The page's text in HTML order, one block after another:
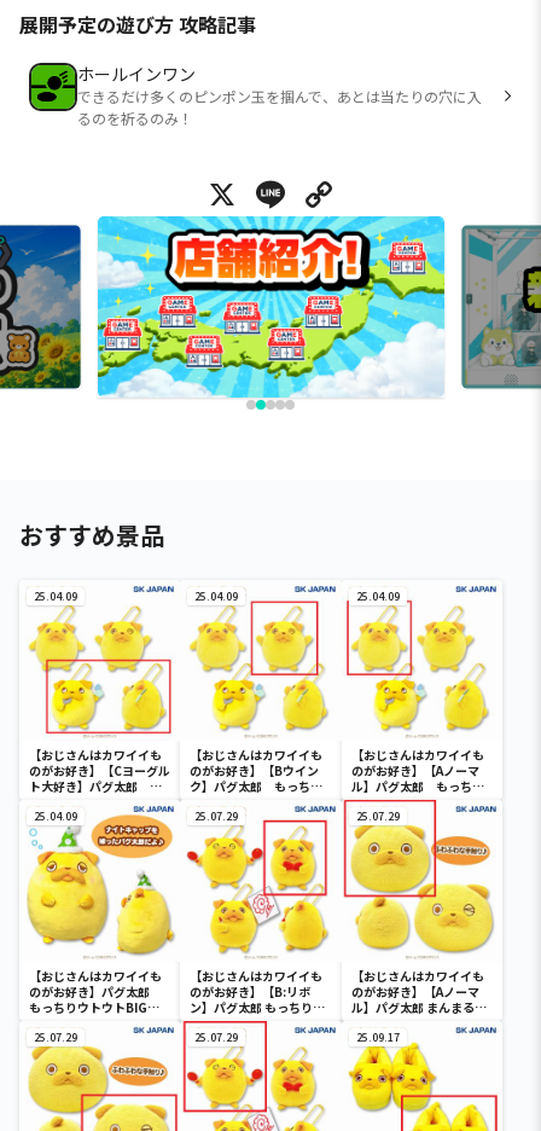
展開予定の遊び方 攻略記事
ホールインワン
できるだけ多くのピンポン玉を掴んで、あとは当たりの穴に入
るのを祈るのみ！
X Line
おすすめ景品
25.04.09
【おじさんはカワイイも
のがお好き】【Cヨーグル
ト大好き】パグ太郎 も
っちりMC
25.04.09
【おじさんはカワイイも
のがお好き】【Bウイン
ク】パグ太郎 もっちり
MC
25.04.09
【おじさんはカワイイも
のがお好き】【Aノーマ
ル】パグ太郎 もっちり
MC
25.04.09
【おじさんはカワイイも
のがお好き】パグ太郎
もっちりウトウトBIGぬ
25.07.29
【おじさんはカワイイも
のがお好き】【B:リボ
ン】パグ太郎 もっちり
MC2
25.07.29
【おじさんはカワイイも
のがお好き】【Aノーマ
ル】パグ太郎 まんまるフ
25.07.29 25.07.29 25.09.17